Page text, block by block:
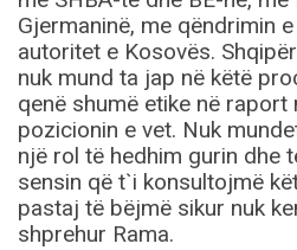
Gjermaninë, me qëndrimin
autoritet e Kosovës.
nuk mund ta jap në këtë
qenë shumë etike në raport
pozicionin e vet. Nuk
një rol të hedhim gurin dhe
sensin që t`i konsultojmë
pastaj të bëjmë sikur nuk
shprehur Rama.